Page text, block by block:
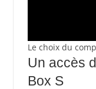
Le choix du
Un accès
Box S